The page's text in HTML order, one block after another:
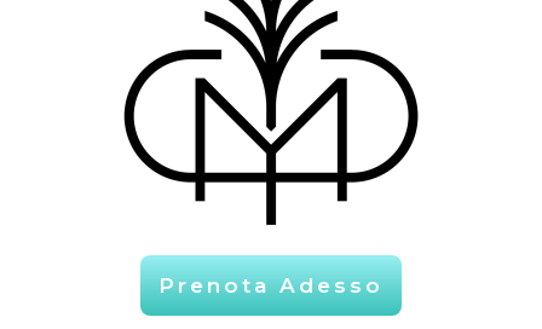
Prenota Adesso